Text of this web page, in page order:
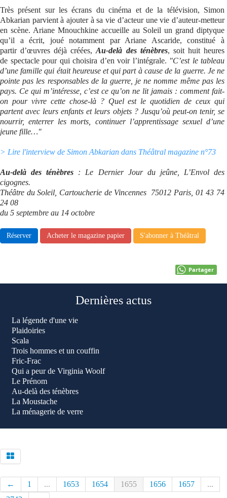
Très présent sur les écrans du cinéma et de la télévision, Simon
Abkarian parvient à ajouter à sa vie d’acteur une vie d’auteur-metteur
en scène. Ariane Mnouchkine accueille au Soleil un grand diptyque
qu’il a écrit, joué notamment par Ariane Ascaride, constitué à
partir d’œuvres déjà créées,Au-delà des ténèbres, soit huit heures
de spectacle pour qui choisira d’en voir l’intégrale. "C’est le tableau
d’une famille qui était heureuse et qui part à cause de la guerre. Je ne
pointe pas les responsables de la guerre, je ne nomme même pas les
pays. Ce qui m’intéresse, c’est ce qu’on ne lit jamais : comment fait-
on pour vivre cette chose-là ? Quel est le quotidien de ceux qui
partent avec leurs enfants et leurs objets ? Jusqu’où peut-on tenir, se
nourrir, enterrer les morts, continuer l’apprentissage sexuel d’une
jeune fille…"
> Lire l'interview de Simon Abkarian dans Théâtral magazine n°73
Au-delà des ténèbres : Le Dernier Jour du jeûne, L’Envol des
cigognes.
Théâtre du Soleil, Cartoucherie de Vincennes 75012 Paris, 01 43 74
24 08
du 5 septembre au 14 octobre
Réserver Acheter le magazine papier S'abonner à Théâtral
Partager
Dernières actus
La légende d'une vie
Plaidoiries
Scala
Trois hommes et un couffin
Fric-Frac
Qui a peur de Virginia Woolf
Le Prénom
Au-delà des ténèbres
La Moustache
La ménagerie de verre
← 1 ... 1653 1654 1655 1656 1657
...